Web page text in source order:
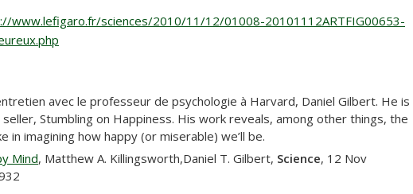
www.lefigaro.fr/sciences/2010/11/12/01008-20101112ARTFIG00653-
avec le professeur de psychologie à Harvard, Daniel Gilbert. He is
Stumbling on Happiness. His work reveals, among other things, the
in imagining how happy (or miserable) we’ll be.
Mind, Matthew A. Killingsworth,Daniel T. Gilbert, Science, 12 Nov